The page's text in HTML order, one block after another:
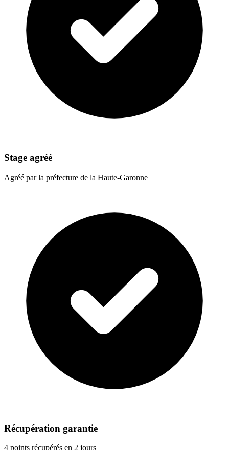
Stage agréé
Agréé par la préfecture de la Haute-Garonne
Récupération garantie
4 points récupérés en 2 jours